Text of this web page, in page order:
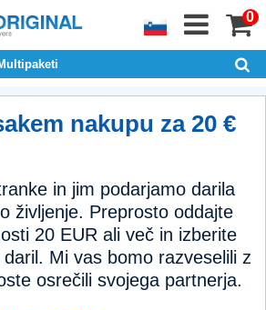
0
nakupu za 20 €
in jim podarjamo darila
življenje. Preprosto oddajte
20 EUR ali več in izberite
Mi vas bomo razveselili z
osrečili svojega partnerja.